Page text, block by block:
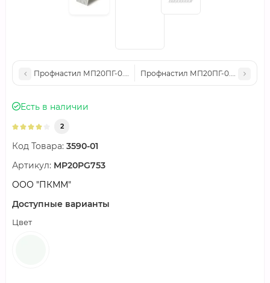
Профнастил МП20ПГ-0.5, Ширина-1100, Полиэстер RAL9003
Профнастил МП20ПГ-0.6,
Есть в наличии
2
Код Товара: 3590-01
Артикул: MP20PG753
ООО "ПКММ"
Доступные варианты
Цвет